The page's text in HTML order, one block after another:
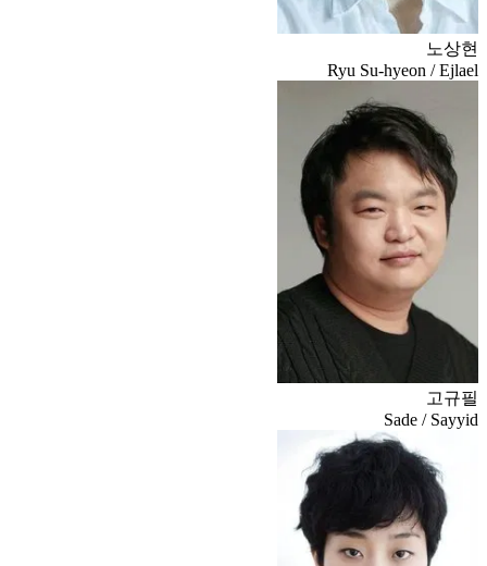
노상현
Ryu Su-hyeon / Ejlael
고규필
Sade / Sayyid